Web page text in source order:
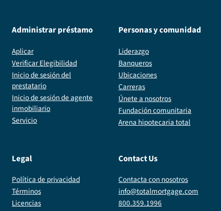
Administrar préstamo
Aplicar
Verificar Elegibilidad
Inicio de sesión del
prestatario
Inicio de sesión de agente
inmobiliario
Servicio
Personas y comunidad
Liderazgo
Banqueros
Ubicaciones
Carreras
Únete a nosotros
Fundación comunitaria
Arena hipotecaria total
Legal
Política de privacidad
Términos
Licencias
Contact Us
Contacta con nosotros
info@totalmortgage.com
800.359.1996